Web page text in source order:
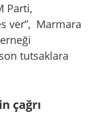
Parti,
ver”, Marmara
tutsaklara
çağrı